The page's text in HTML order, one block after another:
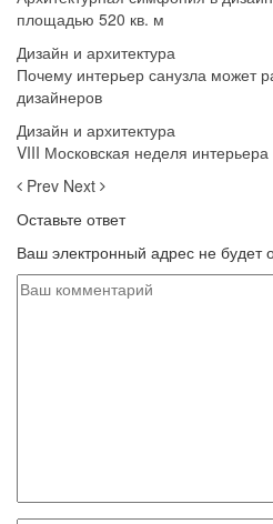
площадью 520 кв. м
Дизайн и архитектура
Почему интерьер санузла может
дизайнеров
Дизайн и архитектура
VIII Московская неделя
Prev Next
Оставьте ответ
Ваш электронный адрес не будет